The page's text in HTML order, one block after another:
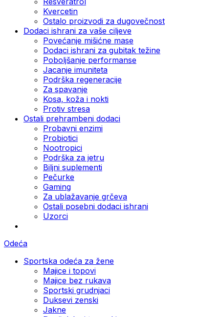
Kvercetin
Ostalo proizvodi za dugovečnost
Dodaci ishrani za vaše ciljeve
Povećanje mišićne mase
Dodaci ishrani za gubitak težine
Poboljšanje performanse
Jacanje imuniteta
Podrška regeneracije
Za spavanje
Kosa, koža i nokti
Protiv stresa
Ostali prehrambeni dodaci
Probavni enzimi
Probiotici
Nootropici
Podrška za jetru
Biljni suplementi
Pečurke
Gaming
Za ublažavanje grčeva
Ostali posebni dodaci ishrani
Uzorci
Odeća
Sportska odeća za žene
Majice i topovi
Majice bez rukava
Sportski grudnjaci
Duksevi zenski
Jakne